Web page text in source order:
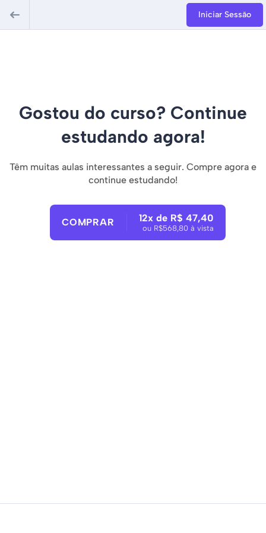
Iniciar Sessão
Gostou do curso? Continue
estudando agora!
Têm muitas aulas interessantes a seguir. Compre agora e
continue estudando!
COMPRAR 12x de R$ 47,40
ou R$568,80 à vista